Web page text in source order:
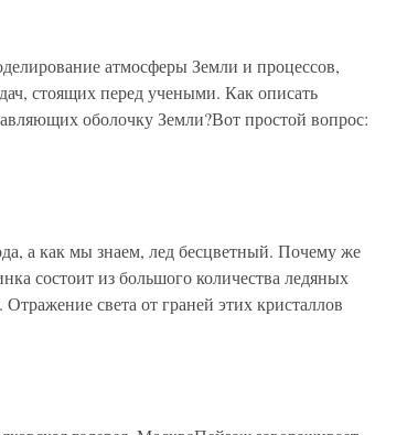
атмосферы Земли и процессов,
стоящих перед учеными. Как описать
оболочку Земли?Вот простой вопрос:
а как мы знаем, лед бесцветный. Почему же
состоит из большого количества ледяных
света от граней этих кристаллов